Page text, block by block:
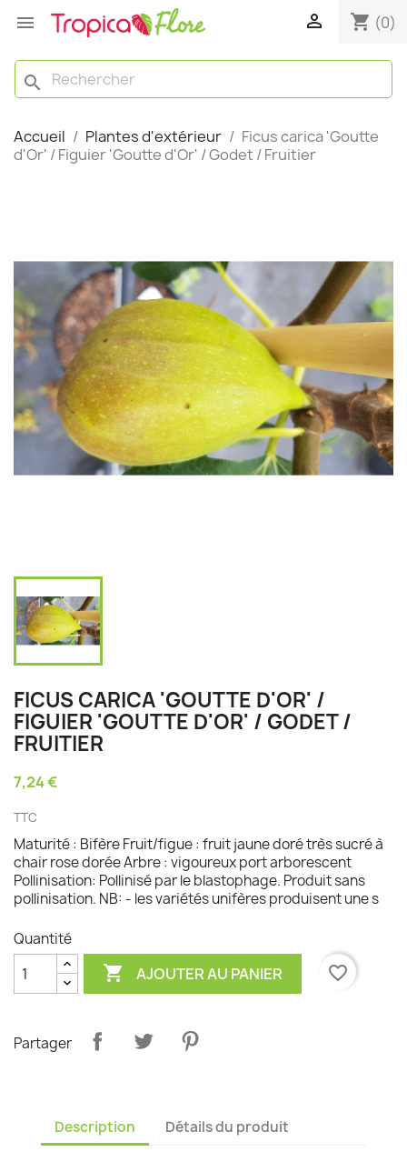
  shopping_cart (0)
search
Accueil Plantes d'extérieur
Ficus carica 'Goutte
d'Or' / Figuier 'Goutte d'Or' / Godet / Fruitier
FICUS CARICA 'GOUTTE D'OR' /
FIGUIER 'GOUTTE D'OR' / GODET /
FRUITIER
7,24 €
TTC
Maturité : Bifère Fruit/figue : fruit jaune doré très sucré à
chair rose dorée Arbre : vigoureux port arborescent
Pollinisation: Pollinisé par le blastophage. Produit sans
pollinisation. NB: - les variétés unifères produisent une s
Quantité
 AJOUTER AU PANIER favorite_border
Partager
Description Détails du produit